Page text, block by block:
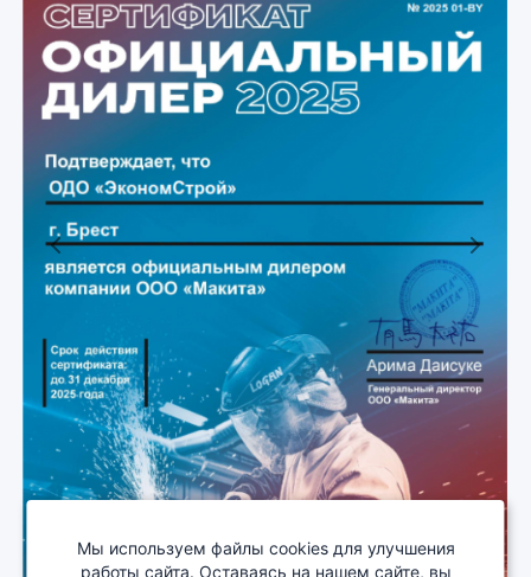
Previous Next
Мы используем файлы cookies для улучшения
работы сайта. Оставаясь на нашем сайте, вы